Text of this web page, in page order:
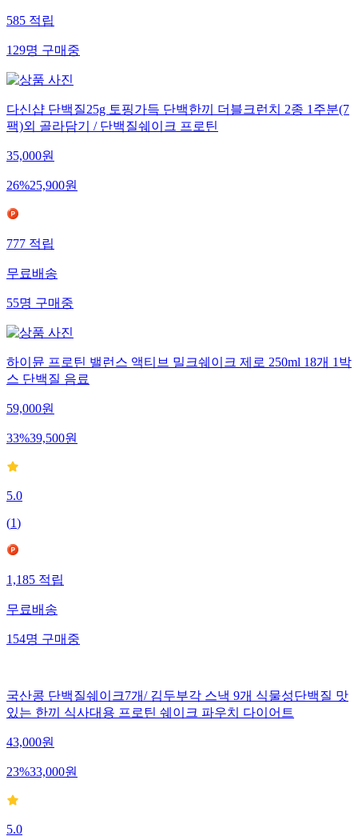
585적립
129명구매중
다신샵 단백질25g 토핑가득 단백한끼 더블크런치 2종 1주분(7
팩)외 골라담기 / 단백질쉐이크 프로틴
35,000원
26%25,900원
777적립
무료배송
55명구매중
하이뮨 프로틴 밸런스 액티브 밀크쉐이크 제로 250ml 18개 1박
스 단백질 음료
59,000원
33%39,500원
5.0
(1)
1,185적립
무료배송
154명구매중
국산콩 단백질쉐이크7개/ 김두부각 스낵 9개 식물성단백질 맛
있는 한끼 식사대용 프로틴 쉐이크 파우치 다이어트
43,000원
23%33,000원
5.0